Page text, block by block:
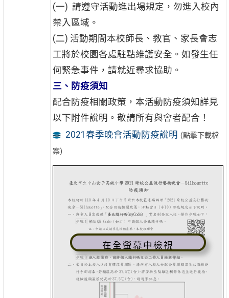
(一) 請遵守活動進出場規定，勿進入校內
禁入區域。
(二) 活動期間本校師長、教官、家長會志
工將於校園各處駐點維護安全。如發生任
何緊急事件，請就近尋求協助。
三、防疫須知
配合防疫相關政策，本活動防疫須知詳見
以下附件說明。敬請所有與會者配合！
2021春季晚會活動防疫說明 (點擊下載檔
案)
在全螢幕中檢視